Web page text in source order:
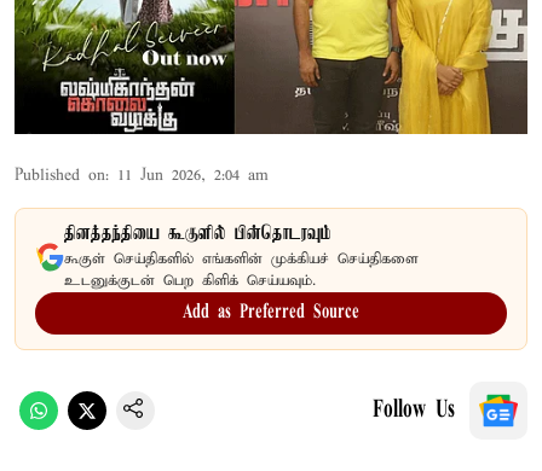
Published on: 11 Jun 2026, 2:04 am
தினத்தந்தியை கூகுளில் பின்தொடரவும்
கூகுள் செய்திகளில் எங்களின் முக்கியச் செய்திகளை
உடனுக்குடன் பெற கிளிக் செய்யவும்.
Add as Preferred Source
Follow Us